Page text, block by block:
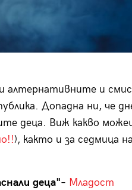
алтернативните и
Допадна ни, че
деца. Виж какво
), както и за седмица
деца"– Младост